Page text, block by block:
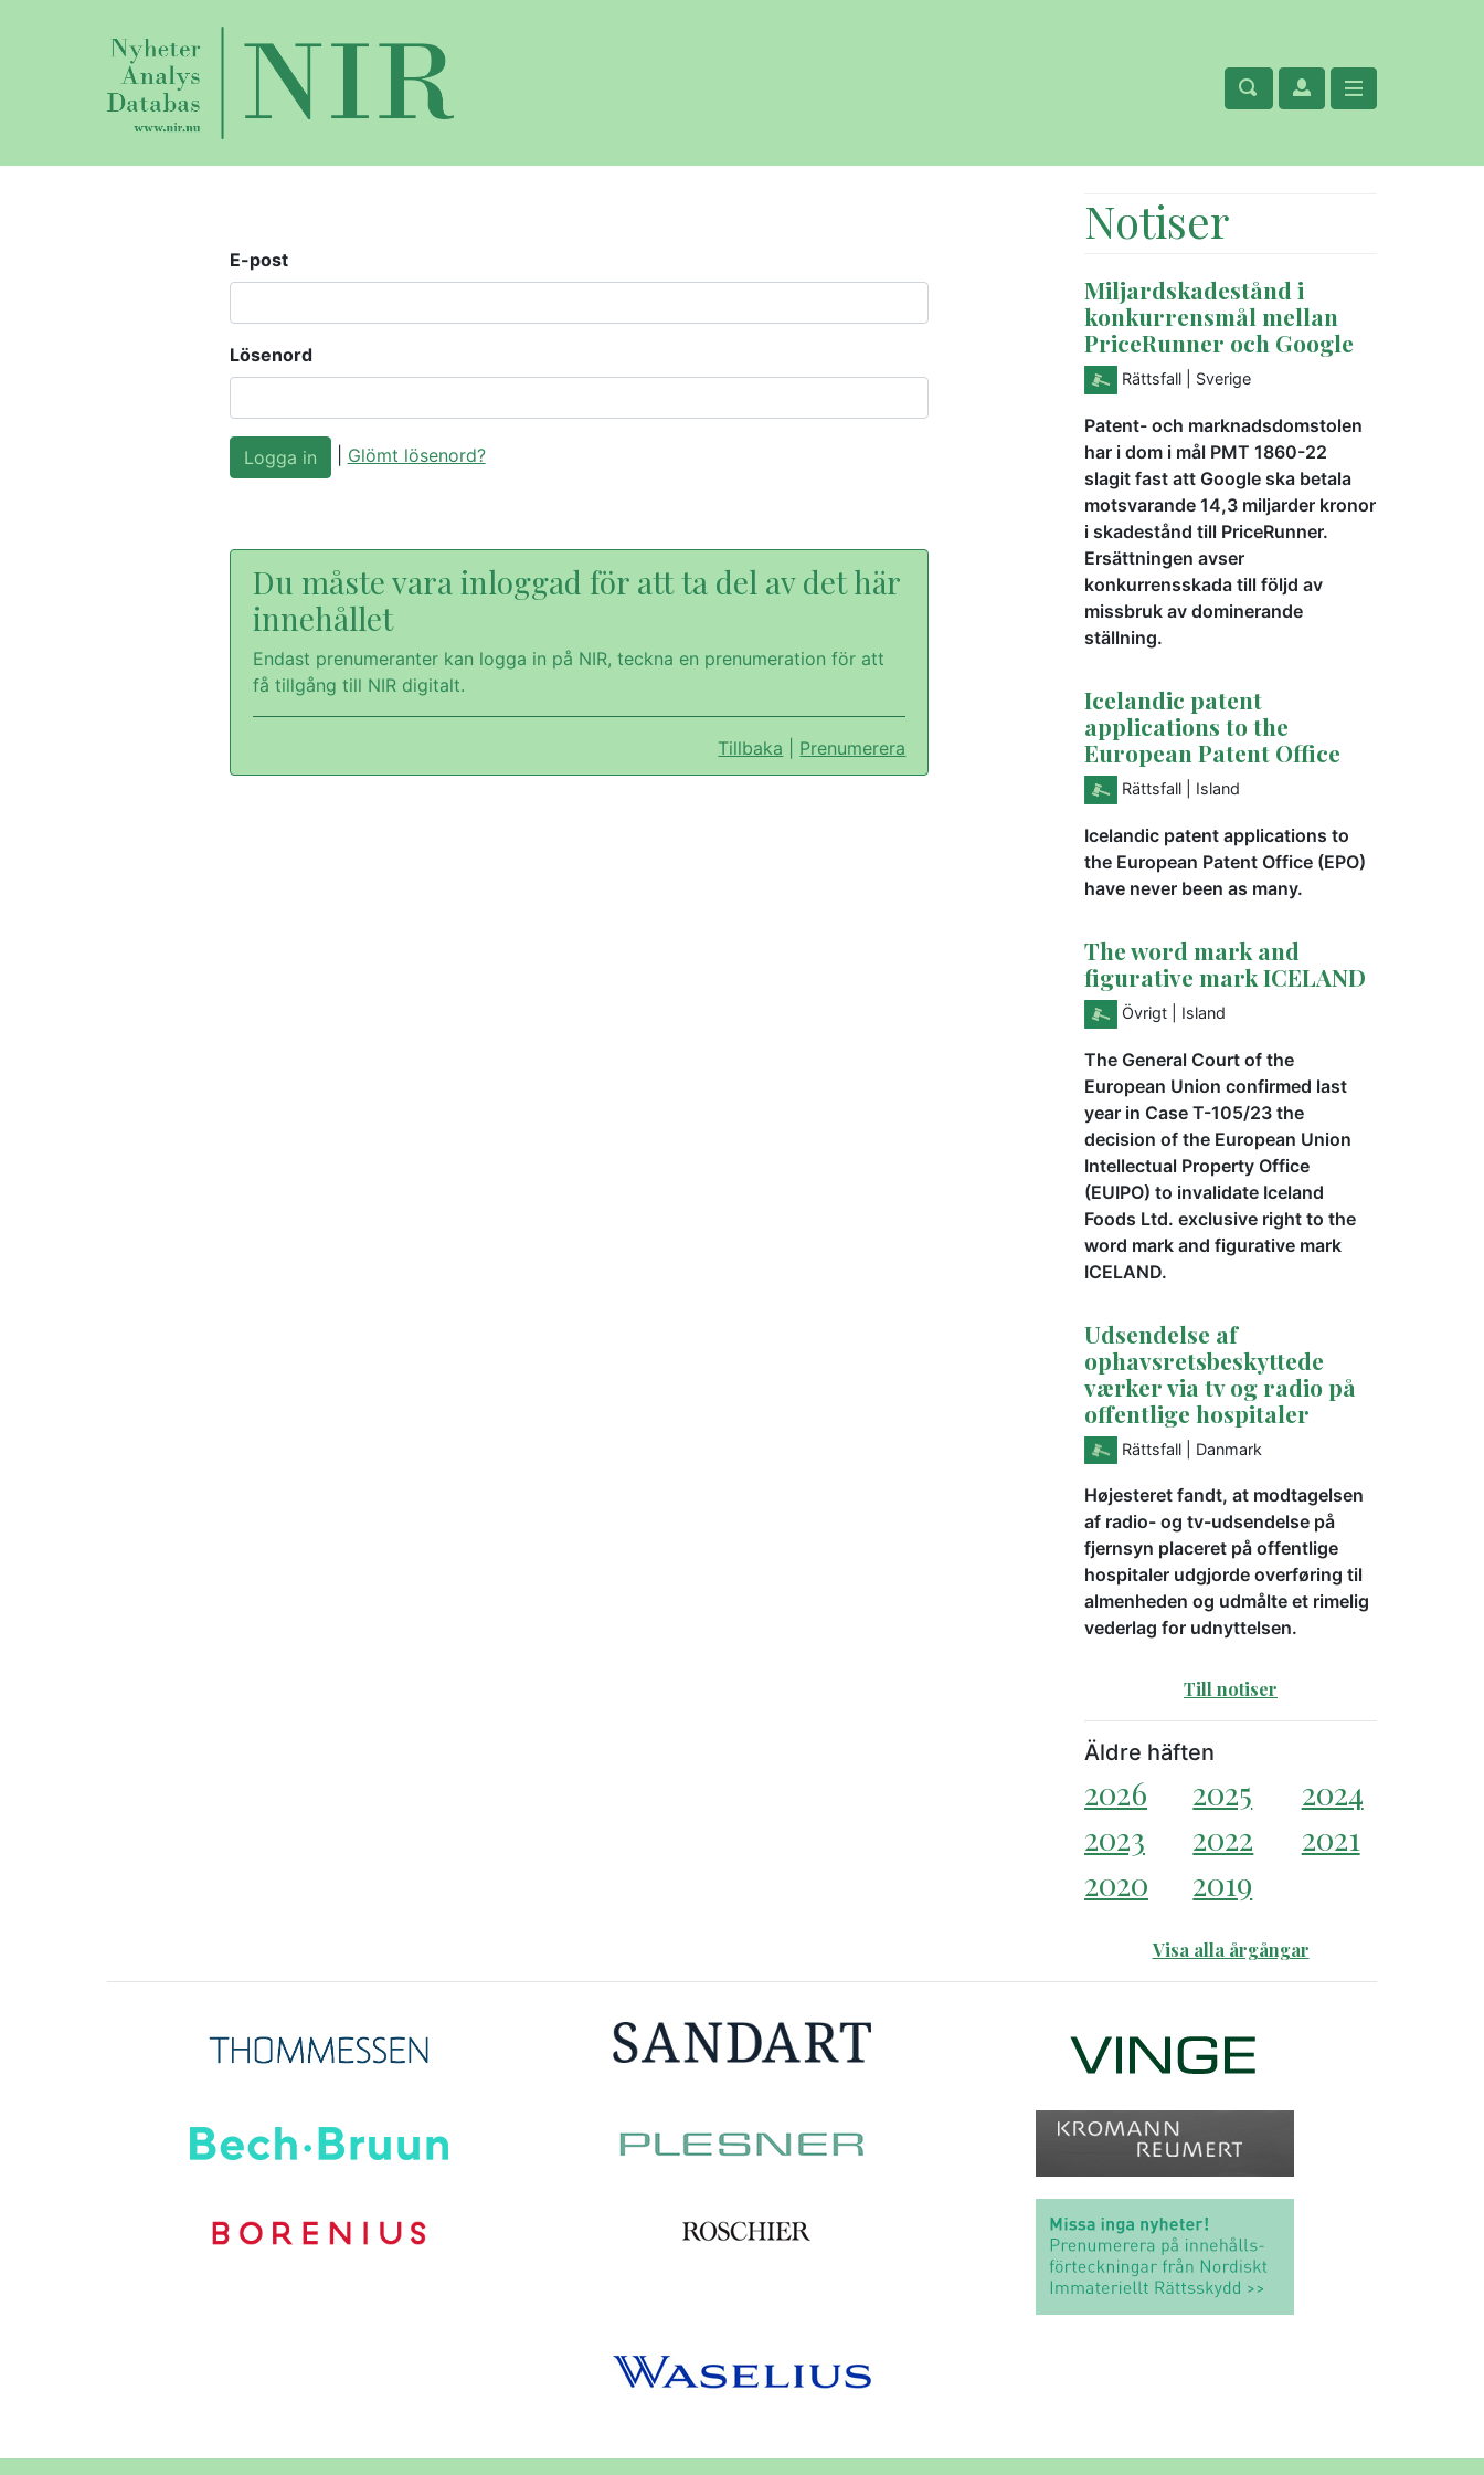
E-post
Lösenord
Glömt lösenord?
Du måste vara inloggad för att ta del av det här
innehållet
Endast prenumeranter kan logga in på NIR, teckna en prenumeration för att
få tillgång till NIR digitalt.
Tillbaka Prenumerera
Notiser
Miljardskadestånd i
konkurrensmål mellan
PriceRunner och Google
Rättsfall | Sverige
Patent- och marknadsdomstolen
har i dom i mål PMT 1860-22
slagit fast att Google ska betala
motsvarande 14,3 miljarder kronor
i skadestånd till PriceRunner.
Ersättningen avser
konkurrensskada till följd av
missbruk av dominerande
ställning.
Icelandic patent
applications to the
European Patent Office
Rättsfall | Island
Icelandic patent applications to
the European Patent Office (EPO)
have never been as many.
The word mark and
figurative mark ICELAND
Övrigt | Island
The General Court of the
European Union confirmed last
year in Case T-105/23 the
decision of the European Union
Intellectual Property Office
(EUIPO) to invalidate Iceland
Foods Ltd. exclusive right to the
word mark and figurative mark
ICELAND.
Udsendelse af
ophavsretsbeskyttede
værker via tv og radio på
offentlige hospitaler
Rättsfall | Danmark
Højesteret fandt, at modtagelsen
af radio- og tv-udsendelse på
fjernsyn placeret på offentlige
hospitaler udgjorde overføring til
almenheden og udmålte et rimelig
vederlag for udnyttelsen.
Till notiser
Äldre häften
2026 2025
2024
2023
2022
2021
2020
2019
Visa alla årgångar